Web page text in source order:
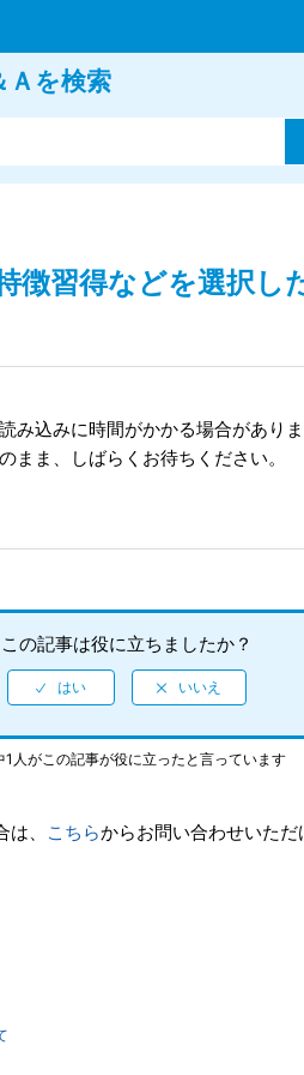
Ａを検索
徴習得などを選択し
み込みに時間がかかる場合があり
まま、しばらくお待ちください。
この記事は役に立ちましたか？
1人がこの記事が役に立ったと言っています
、 こちらからお問い合わせいただ